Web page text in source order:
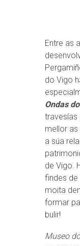
Entre as
do Vigo
Ondas
travesías
mellor
a súa
de Vigo.
findes
moita
formar
bulir!
Museo